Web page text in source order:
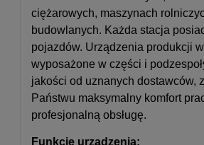
ciężarowych, maszynach
budowlanych. Każda stacja
pojazdów. Urządzenia produkcji
wyposażone w części i
jakości od uznanych dostawców,
Państwu maksymalny komfort
profesjonalną obsługę.
Funkcje urządzenia: